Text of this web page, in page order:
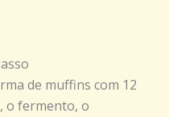
de muffins com 12
o fermento, o